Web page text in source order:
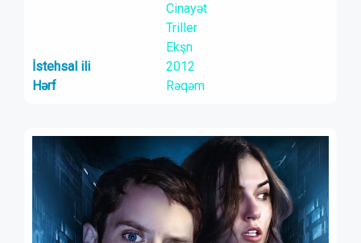
Cinayət
Triller
Ekşn
İstehsal ili
2012
Hərf
Rəqəm